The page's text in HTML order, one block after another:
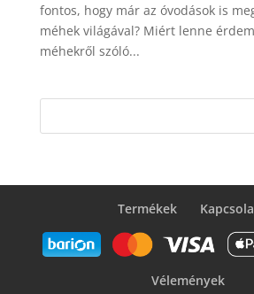
fontos, hogy már az óvodások is
méhek világával? Miért lenne
méhekről szóló...
Termékek
Vélemények